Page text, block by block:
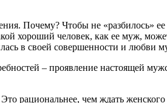
Почему? Чтобы не «разбилось»
хороший человек, как ее муж,
в своей совершенности и любви
– проявление настоящей
рациональнее, чем ждать женского